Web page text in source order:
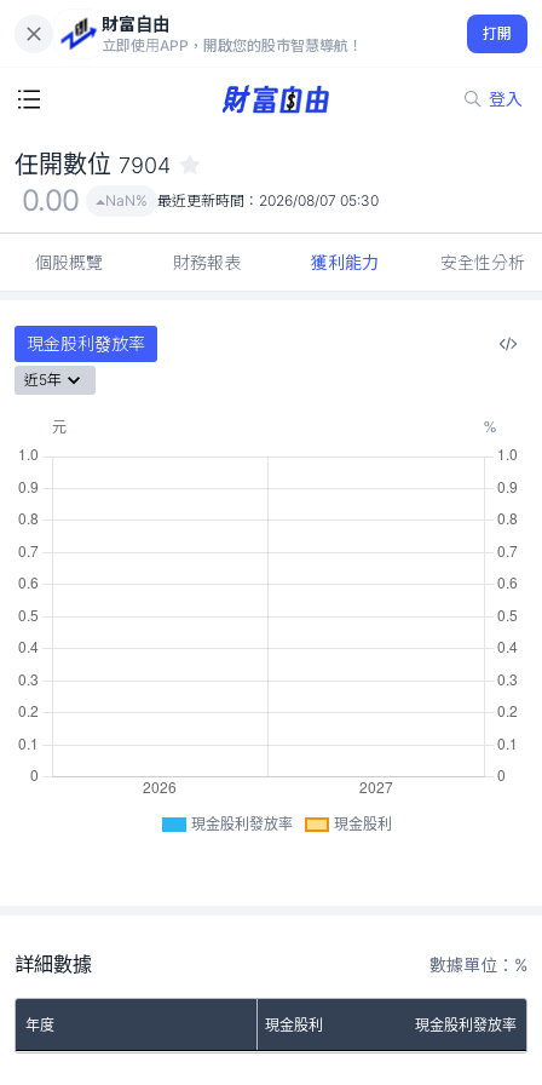
財富自由
立即使用APP，開啟您的股市智慧導航！
打開
登入
0.00
NaN%
任開數位 7904
0.00 NaN% 最近更新時間： 2026/08/07 05:30
個股概覽 財務報表 獲利能力 安全性分析
現金股利發放率
近5年
現金股利發放率 現金股利
詳細數據 數據單位：%
年度 現金股利 現金股利發放率